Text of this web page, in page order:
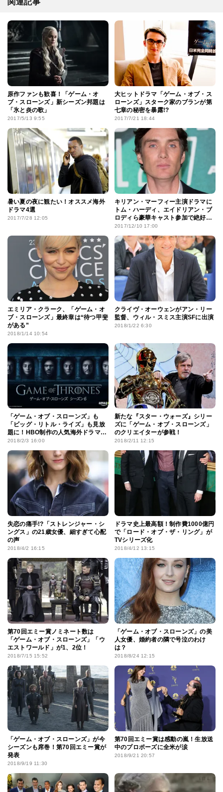
原作ファンも歓喜！「ゲーム・オ
ブ・スローンズ」新シーズン邦題は
「氷と炎の歌」
2017/5/13 9:55
大ヒットドラマ「ゲーム・オブ・ス
ローンズ」スターク家のブランが第
七章の秘密を暴露!?
2017/7/21 18:44
暑い夏の夜に観たい！オススメ海外
ドラマ4選
2017/7/28 12:05
キリアン・マーフィー主演ドラマに
トム・ハーディ、エイドリアン・ブ
ロディら豪華キャスト参加で絶好
調！
2017/12/10 17:00
エミリア・クラーク、「ゲーム・オ
ブ・スローンズ」最終章は“待つ甲斐
がある”
2018/1/14 10:54
クライヴ・オーウェンがアン・リー
監督、ウィル・スミス主演SFに出演
2018/1/22 6:30
「ゲーム・オブ・スローンズ」も
「ビッグ・リトル・ライズ」も見放
題に！HBO制作の人気海外ドラマが
4月からAmazonプライム・ビデオで
2018/2/3 16:00
新たな『スター・ウォーズ』シリー
ズに「ゲーム・オブ・スローンズ」
のクリエイターが参戦！
2018/2/11 12:15
失恋の痛手!?「ストレンジャー・シ
ングス」の21歳女優、細すぎて心配
の声
2018/4/2 16:15
ドラマ史上最高額！制作費1000億円
で「ロード・オブ・ザ・リング」が
TVシリーズ化
2018/4/12 13:15
第70回エミー賞ノミネート数は
「ゲーム・オブ・スローンズ」「ウ
エストワールド」が1、2位！
2018/7/15 15:52
「ゲーム・オブ・スローンズ」の美
人女優、婚約者の隣で号泣のわけ
は？
2018/8/24 12:15
「ゲーム・オブ・スローンズ」が今
シーズンも席巻！第70回エミー賞が
発表
2018/9/19 11:30
第70回エミー賞は感動の嵐！生放送
中のプロポーズに全米が涙
2018/9/21 20:57